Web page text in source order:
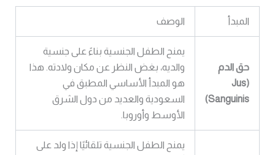
المبدأ الوصف
حق الدم
(Jus
Sanguinis)
يمنح الطفل الجنسية بناءً على جنسية
والديه، بغض النظر عن مكان ولادته. هذا
هو المبدأ الأساسي المطبق في
السعودية والعديد من دول الشرق
الأوسط وأوروبا.
يمنح الطفل الجنسية تلقائيًا إذا ولد على